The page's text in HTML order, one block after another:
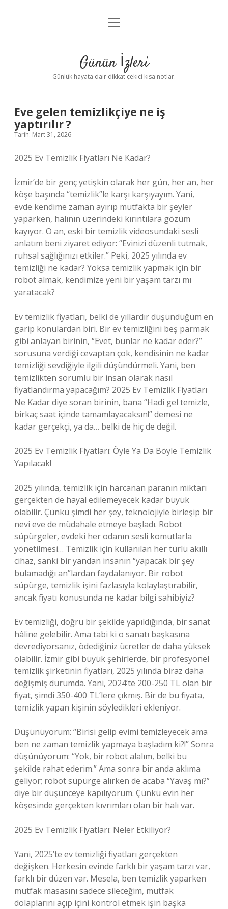
Anasayfa
Yasal Uyarı
menüyü
Günün İzleri
Günlük hayata dair dikkat çekici kısa notlar.
Eve gelen temizlikçiye ne iş
yaptırılır ?
Tarih: Mart 31, 2026
2025 Ev Temizlik Fiyatları Ne Kadar?
İzmir’de bir genç yetişkin olarak her gün, her an, her
köşe başında “temizlik”le karşı karşıyayım. Yani,
evde kendime zaman ayırıp mutfakta bir şeyler
yaparken, halının üzerindeki kırıntılara gözüm
kayıyor. O an, eski bir temizlik videosundaki sesli
anlatım beni ziyaret ediyor: “Evinizi düzenli tutmak,
ruhsal sağlığınızı etkiler.” Peki, 2025 yılında ev
temizliği ne kadar? Yoksa temizlik yapmak için bir
robot almak, kendimize yeni bir yaşam tarzı mı
yaratacak?
Ev temizlik fiyatları, belki de yıllardır düşündüğüm en
garip konulardan biri. Bir ev temizliğini beş parmak
gibi anlayan birinin, “Evet, bunlar ne kadar eder?”
sorusuna verdiği cevaptan çok, kendisinin ne kadar
temizliği sevdiğiyle ilgili düşündürmeli. Yani, ben
temizlikten sorumlu bir insan olarak nasıl
fiyatlandırma yapacağım? 2025 Ev Temizlik Fiyatları
Ne Kadar diye soran birinin, bana “Hadi gel temizle,
birkaç saat içinde tamamlayacaksın!” demesi ne
kadar gerçekçi, ya da… belki de hiç de değil.
2025 Ev Temizlik Fiyatları: Öyle Ya Da Böyle Temizlik
Yapılacak!
2025 yılında, temizlik için harcanan paranın miktarı
gerçekten de hayal edilemeyecek kadar büyük
olabilir. Çünkü şimdi her şey, teknolojiyle birleşip bir
nevi eve de müdahale etmeye başladı. Robot
süpürgeler, evdeki her odanın sesli komutlarla
yönetilmesi… Temizlik için kullanılan her türlü akıllı
cihaz, sanki bir yandan insanın “yapacak bir şey
bulamadığı an”lardan faydalanıyor. Bir robot
süpürge, temizlik işini fazlasıyla kolaylaştırabilir,
ancak fiyatı konusunda ne kadar bilgi sahibiyiz?
Ev temizliği, doğru bir şekilde yapıldığında, bir sanat
hâline gelebilir. Ama tabi ki o sanatı başkasına
devrediyorsanız, ödediğiniz ücretler de daha yüksek
olabilir. İzmir gibi büyük şehirlerde, bir profesyonel
temizlik şirketinin fiyatları, 2025 yılında biraz daha
değişmiş durumda. Yani, 2024’te 200-250 TL olan bir
fiyat, şimdi 350-400 TL’lere çıkmış. Bir de bu fiyata,
temizlik yapan kişinin söyledikleri ekleniyor.
Düşünüyorum: “Birisi gelip evimi temizleyecek ama
ben ne zaman temizlik yapmaya başladım ki?!” Sonra
düşünüyorum: “Yok, bir robot alalım, belki bu
şekilde rahat ederim.” Ama sonra bir anda aklıma
geliyor; robot süpürge alırken de acaba “Yavaş mı?”
diye bir düşünceye kapılıyorum. Çünkü evin her
köşesinde gerçekten kıvrımları olan bir halı var.
2025 Ev Temizlik Fiyatları: Neler Etkiliyor?
Yani, 2025’te ev temizliği fiyatları gerçekten
değişken. Herkesin evinde farklı bir yaşam tarzı var,
farklı bir düzen var. Mesela, ben temizlik yaparken
mutfak masasını sadece sileceğim, mutfak
dolaplarını açıp içini kontrol etmek işin başka